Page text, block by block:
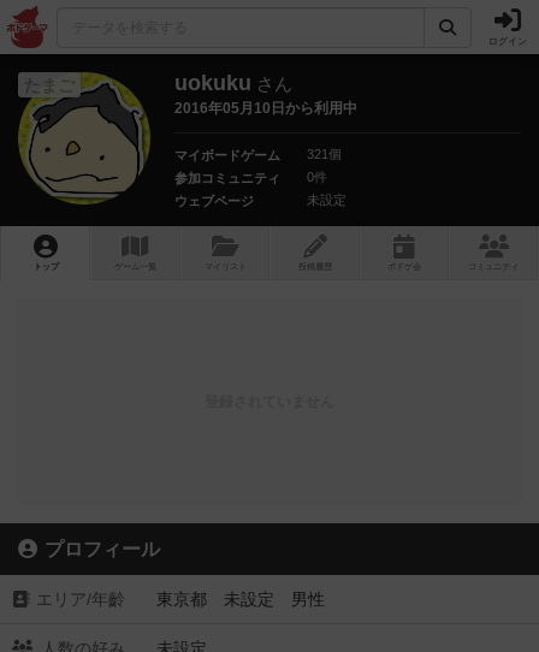
ログイン
たまご uokuku さん
2016年05月10日から利用中
マイボードゲーム
321個
参加コミュニティ
0件
ウェブページ
未設定
トップ ゲーム一覧 マイリスト 投稿履歴 ボ ドゲ コミュニティ
プロフィール
エリア/年齡 東京都 未設定 男性